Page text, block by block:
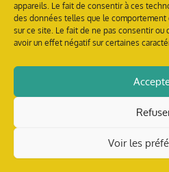
appareils. Le fait de consentir à ces
des données telles que le comportement
sur ce site. Le fait de ne pas consentir
avoir un effet négatif sur certaines
Voir les
contact @
Crédits photo :
Web & design :